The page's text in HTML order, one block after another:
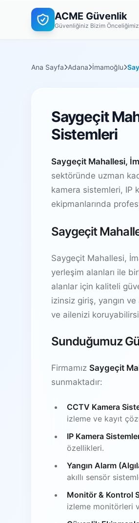
ACME Güvenlik
Güvenliğiniz Bizim Önceliğimiz
Ana Sayfa Adana İmamoğlu
Saygeçit
Sistemleri
Saygeçit Mahallesi,
sektöründe uzman
kamera sistemleri, IP
ekipmanlarında
Saygeçit
Saygeçit Mahallesi,
yerleşim alanları ile
alanlar için kaliteli
izinsiz giriş, yangın
ve ailenizi
Sunduğumuz
Firmamız Saygeçit
sunmaktadır:
CCTV Kamera
izleme ve kayıt
IP Kamera
özellikleri.
Yangın Alarm
akıllı sensör
Monitör & Kontrol
izleme monitörleri